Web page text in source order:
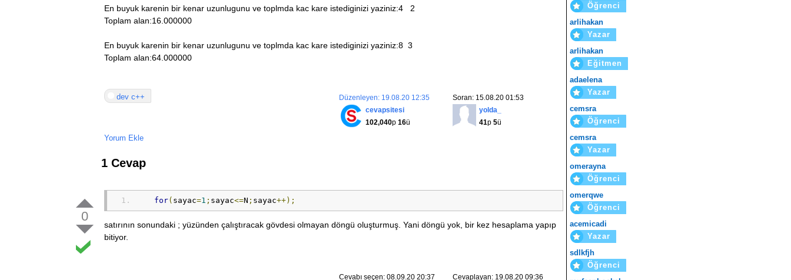
En buyuk karenin bir kenar uzunlugunu ve toplmda kac kare istediginizi yaziniz:4 2
Toplam alan:16.000000
En buyuk karenin bir kenar uzunlugunu ve toplmda kac kare istediginizi yaziniz:8 3
Toplam alan:64.000000
dev c++
Soran: 15.08.20 01:53
yolda_
41p 5ü
Düzenleyen: 19.08.20 12:35
cevapsitesi
102,040p 16ü
Yorum Ekle
1 Cevap
0
for( sayac=1 ; sayac<=N ; sayac++);
satırının sonundaki ; yüzünden çalıştıracak gövdesi olmayan döngü oluşturmuş. Yani döngü yok, bir kez hesaplama yapıp
bitiyor.
Cevaplayan: 19.08.20 09:36
Cevabı seçen: 08.09.20 20:37
Öğrenci
arlihakan
Yazar
arlihakan
Eğitmen
adaelena
Yazar
cemsra
Öğrenci
cemsra
Yazar
omerayna
Öğrenci
omerqwe
Öğrenci
acemicadi
Yazar
sdlkfjh
Öğrenci